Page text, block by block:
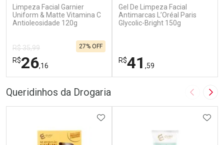
Limpeza Facial Garnier
Uniform & Matte Vitamina C
Antioleosidade 120g
R$ 35,99
R$26,16
27% OFF
Gel De Limpeza Facial
Antimarcas L’Oréal Paris
Glycolic-Bright 150g
R$41 ,59
Queridinhos da Drogaria Imagem
ADICIONAR AOS FAVORITOS